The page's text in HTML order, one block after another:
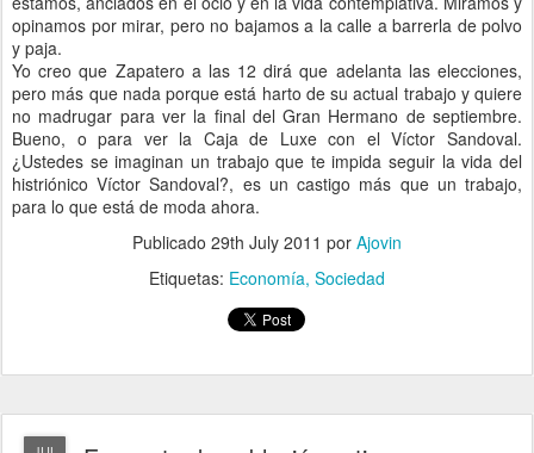
opinamos por mirar, pero no bajamos a la calle a barrerla de polvo
y paja.
Yo creo que Zapatero a las 12 dirá que adelanta las elecciones,
pero más que nada porque está harto de su actual trabajo y quiere
no madrugar para ver la final del Gran Hermano de septiembre.
Bueno, o para ver la Caja de Luxe con el Víctor Sandoval.
¿Ustedes se imaginan un trabajo que te impida seguir la vida del
histriónico Víctor Sandoval?, es un castigo más que un trabajo,
para lo que está de moda ahora.
Publicado 29th July 2011 por Ajovin
Etiquetas: Economía Sociedad